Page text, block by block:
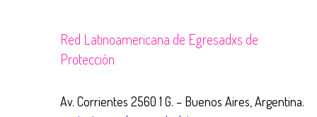
Red Latinoamericana de Egresadxs de
Protección
Av. Corrientes 2560 1 G. – Buenos Aires, Argentina.